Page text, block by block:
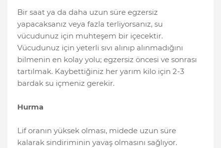
Bir saat ya da daha uzun süre egzersiz
yapacaksanız veya fazla terliyorsanız, su
vücudunuz için muhteşem bir içecektir.
Vücudunuz için yeterli sıvı alınıp alınmadığını
bilmenin en kolay yolu; egzersiz öncesi ve sonrası
tartılmak. Kaybettiğiniz her yarım kilo için 2-3
bardak su içmeniz gerekir.
Hurma
Lif oranın yüksek olması, midede uzun süre
kalarak sindiriminin yavaş olmasını sağlıyor.